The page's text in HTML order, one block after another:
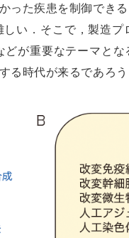
った疾患を制御でき
い．そこで，製造
どが重要なテーマと
る時代が来るであろ